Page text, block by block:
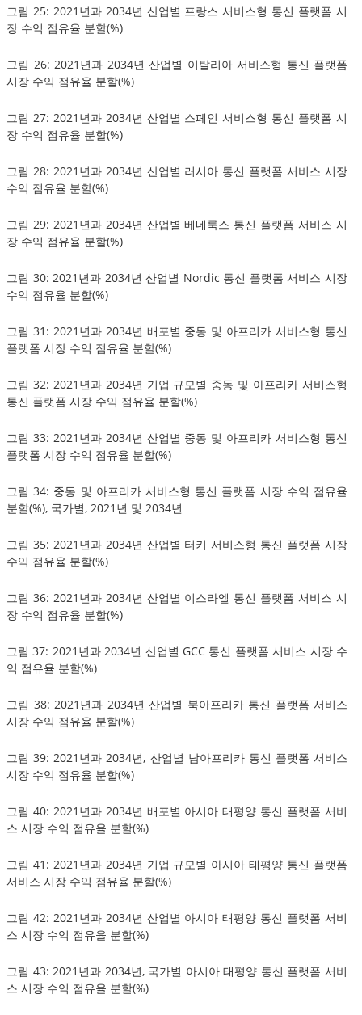
그림 25: 2021년과 2034년 산업별 프랑스 서비스형 통신 플랫폼 시
장 수익 점유율 분할(%)
그림 26: 2021년과 2034년 산업별 이탈리아 서비스형 통신 플랫폼
시장 수익 점유율 분할(%)
그림 27: 2021년과 2034년 산업별 스페인 서비스형 통신 플랫폼 시
장 수익 점유율 분할(%)
그림 28: 2021년과 2034년 산업별 러시아 통신 플랫폼 서비스 시장
수익 점유율 분할(%)
그림 29: 2021년과 2034년 산업별 베네룩스 통신 플랫폼 서비스 시
장 수익 점유율 분할(%)
그림 30: 2021년과 2034년 산업별 Nordic 통신 플랫폼 서비스 시장
수익 점유율 분할(%)
그림 31: 2021년과 2034년 배포별 중동 및 아프리카 서비스형 통신
플랫폼 시장 수익 점유율 분할(%)
그림 32: 2021년과 2034년 기업 규모별 중동 및 아프리카 서비스형
통신 플랫폼 시장 수익 점유율 분할(%)
그림 33: 2021년과 2034년 산업별 중동 및 아프리카 서비스형 통신
플랫폼 시장 수익 점유율 분할(%)
그림 34: 중동 및 아프리카 서비스형 통신 플랫폼 시장 수익 점유율
분할(%), 국가별, 2021년 및 2034년
그림 35: 2021년과 2034년 산업별 터키 서비스형 통신 플랫폼 시장
수익 점유율 분할(%)
그림 36: 2021년과 2034년 산업별 이스라엘 통신 플랫폼 서비스 시
장 수익 점유율 분할(%)
그림 37: 2021년과 2034년 산업별 GCC 통신 플랫폼 서비스 시장 수
익 점유율 분할(%)
그림 38: 2021년과 2034년 산업별 북아프리카 통신 플랫폼 서비스
시장 수익 점유율 분할(%)
그림 39: 2021년과 2034년, 산업별 남아프리카 통신 플랫폼 서비스
시장 수익 점유율 분할(%)
그림 40: 2021년과 2034년 배포별 아시아 태평양 통신 플랫폼 서비
스 시장 수익 점유율 분할(%)
그림 41: 2021년과 2034년 기업 규모별 아시아 태평양 통신 플랫폼
서비스 시장 수익 점유율 분할(%)
그림 42: 2021년과 2034년 산업별 아시아 태평양 통신 플랫폼 서비
스 시장 수익 점유율 분할(%)
그림 43: 2021년과 2034년, 국가별 아시아 태평양 통신 플랫폼 서비
스 시장 수익 점유율 분할(%)